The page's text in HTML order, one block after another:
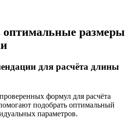
оптимальные размеры
для расчёта длины
формул для расчёта
подобрать оптимальный
параметров.